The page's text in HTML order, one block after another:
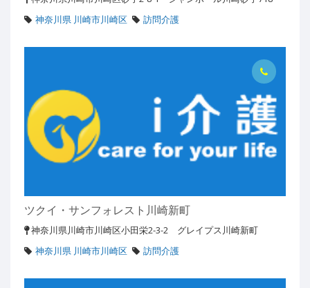
神奈川県 川崎市川崎区
訪問介護
ツクイ・サンフォレスト川崎新町
神奈川県川崎市川崎区小田栄2-3-2 グレイプス川崎新町
神奈川県 川崎市川崎区
訪問介護